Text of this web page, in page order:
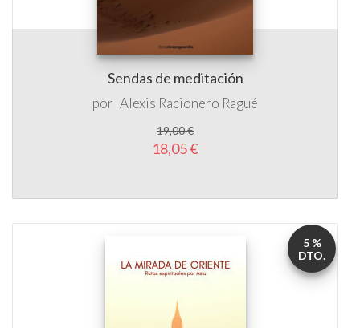
Sendas de meditación
por Alexis Racionero Ragué
19,00 €
18,05 €
5 %
DTO.